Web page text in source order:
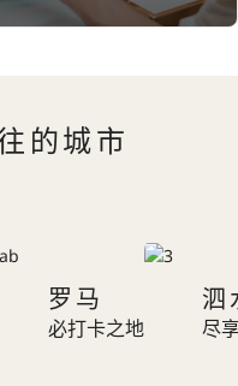
的城市
罗马
必打卡之地
泗
尽